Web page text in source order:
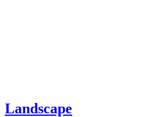
Landscape